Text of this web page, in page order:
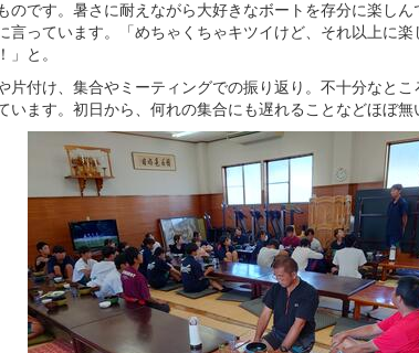
のです。暑さに耐えながら大好きなボートを存分に楽し
言っています。「めちゃくちゃキツイけど、それ以上に
」と。
片付け、集合やミーティングでの振り返り。不十分なと
います。初日から、何れの集合にも遅れることなどほぼ無